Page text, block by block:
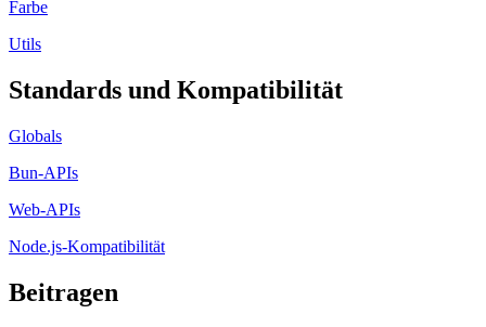
Farbe
Utils
Standards und Kompatibilität
Globals
Bun-APIs
Web-APIs
Node.js-Kompatibilität
Beitragen